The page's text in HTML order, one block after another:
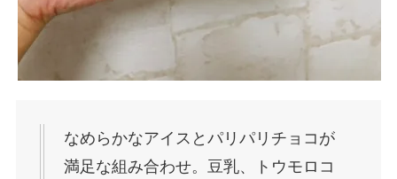
なめらかなアイスとパリパリチョコが
満足な組み合わせ。豆乳、トウモロコ